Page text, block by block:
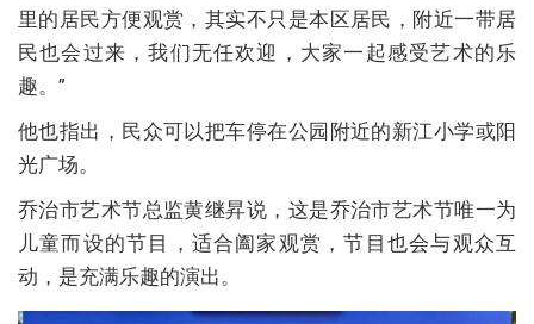
里的居民方便观赏，其实不只是本区居民，附近一带居
民也会过来，我们无任欢迎，大家一起感受艺术的乐
趣。”
他也指出，民众可以把车停在公园附近的新江小学或阳
光广场。
乔治市艺术节总监黄继昇说，这是乔治市艺术节唯一为
儿童而设的节目，适合阖家观赏，节目也会与观众互
动，是充满乐趣的演出。